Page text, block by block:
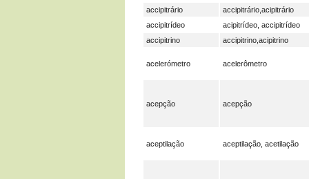
accipitrário
accipitrário,acipitrário
accipitrídeo
acipitrídeo, accipitrídeo
accipitrino
accipitrino,acipitrino
acelerómetro acelerômetro
acepção acepção
aceptilação aceptilação, acetilação